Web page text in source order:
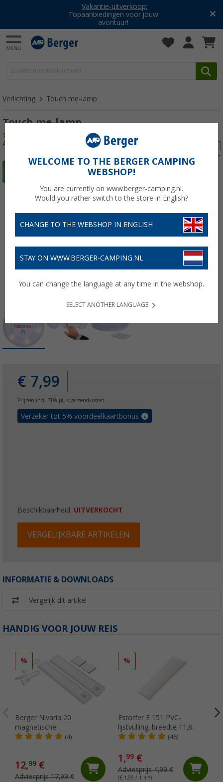
Vakantie-uitverkoop:
Topaanbiedingen voor jouw
avontuur!
Verlichting Touch me-lamp
Touch me-lamp
Artikelnr: 263590
€ 7,99
Prijzen incl. BTW plus verzendkosten
Verzeker tot 5% voordeelkaartbonus
Beschikbaarheid: UITVERKOCHT
VERGELIJKBARE ARTIKELEN
INFORMATIE & DOWNLOADS
Vergelijk dit artikel
HANDIG VOOR JOUW REIS
%
Berger Nivaria 20
magnetische
onderkastlamp met
(4)
12,99 €
Adviesprijs 17,99 €
%
Estorfer E 151 PVC-
lijstvulling, breedte 11,8
mm, per meter, wit
(46)
1,99€
Adviesprijs 4,99 €
(€ 1,99 / 1 m²)
WELCOME TO THE BERGER CAMPING
WEBSHOP!
You are currently on www.berger-camping.nl.
Would you rather switch to the store in English?
CHANGE TO THE WEBSHOP IN ENGLISH
STAY ON WWW.BERGER-CAMPING.NL
You can change the language at any time in the webshop.
SELECT ANOTHER LANGUAGE